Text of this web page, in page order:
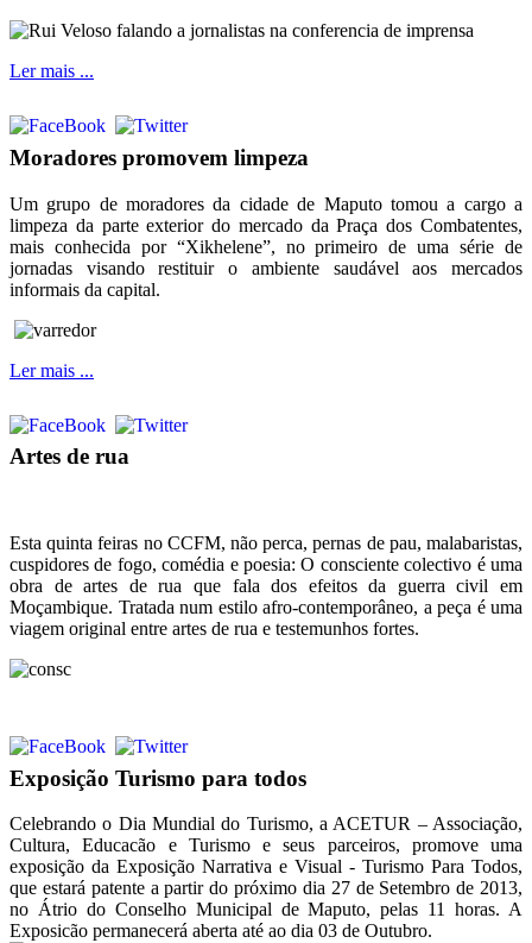
Ler mais ...
Moradores promovem limpeza
Um grupo de moradores da cidade de Maputo tomou a cargo a
limpeza da parte exterior do mercado da Praça dos Combatentes,
mais conhecida por “Xikhelene”, no primeiro de uma série de
jornadas visando restituir o ambiente saudável aos mercados
informais da capital.
Ler mais ...
Artes de rua
Esta quinta feiras no CCFM, não perca, pernas de pau, malabaristas,
cuspidores de fogo, comédia e poesia: O consciente colectivo é uma
obra de artes de rua que fala dos efeitos da guerra civil em
Moçambique. Tratada num estilo afro-contemporâneo, a peça é uma
viagem original entre artes de rua e testemunhos fortes.
Exposição Turismo para todos
Celebrando o Dia Mundial do Turismo, a ACETUR – Associação,
Cultura, Educacão e Turismo e seus parceiros, promove uma
exposição da Exposição Narrativa e Visual - Turismo Para Todos,
que estará patente a partir do próximo dia 27 de Setembro de 2013,
no Átrio do Conselho Municipal de Maputo, pelas 11 horas. A
Exposicão permanecerá aberta até ao dia 03 de Outubro.